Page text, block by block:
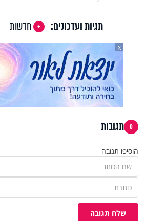
תגיות ועדכונים: חדשות
X
0 תגובות
הוסיפו תגובה
שלח תגובה